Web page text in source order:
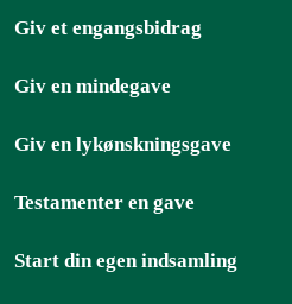
Giv et engangsbidrag
Giv en mindegave
Giv en lykønskningsgave
Testamenter en gave
Start din egen indsamling